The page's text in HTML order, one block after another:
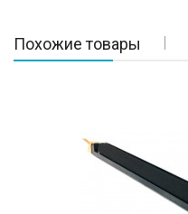
Похожие товары